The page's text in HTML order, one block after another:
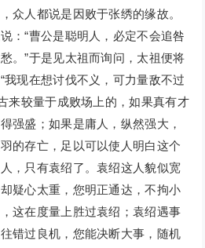
众人都说是因败于张绣的缘故。
：“曹公是聪明人，必定不会追咎
。”于是见太祖而询问，太祖便将
我现在想讨伐不义，可力量敌不过
来较量于成败场上的，如果真有才
强盛；如果是庸人，纵然强大，
的存亡，足以可以使人明白这个
，只有袁绍了。袁绍这人貌似宽
疑心太重，您明正通达，不拘小
这在度量上胜过袁绍；袁绍遇事
错过良机，您能决断大事，随机